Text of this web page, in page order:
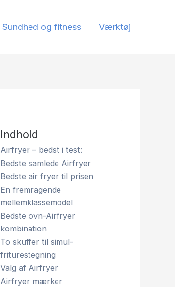
Sundhed og fitness Værktøj
Indhold
Airfryer – bedst i test:
Bedste samlede Airfryer
Bedste air fryer til prisen
En fremragende
mellemklassemodel
Bedste ovn-Airfryer
kombination
To skuffer til simul-
friturestegning
Valg af Airfryer
Airfryer mærker